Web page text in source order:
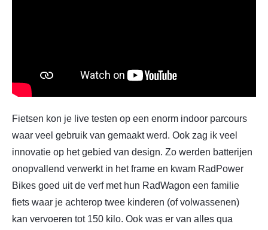
Fietsen kon je live testen op een enorm indoor parcours
waar veel gebruik van gemaakt werd. Ook zag ik veel
innovatie op het gebied van design. Zo werden batterijen
onopvallend verwerkt in het frame en kwam RadPower
Bikes goed uit de verf met hun RadWagon een familie
fiets waar je achterop twee kinderen (of volwassenen)
kan vervoeren tot 150 kilo. Ook was er van alles qua